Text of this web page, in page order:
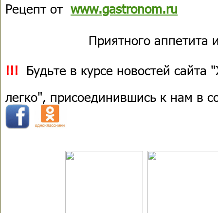
Рецепт от www.gastronom.ru
Приятного аппетита
!!! Будьте в курсе новостей
легко", присоединившись к нам в